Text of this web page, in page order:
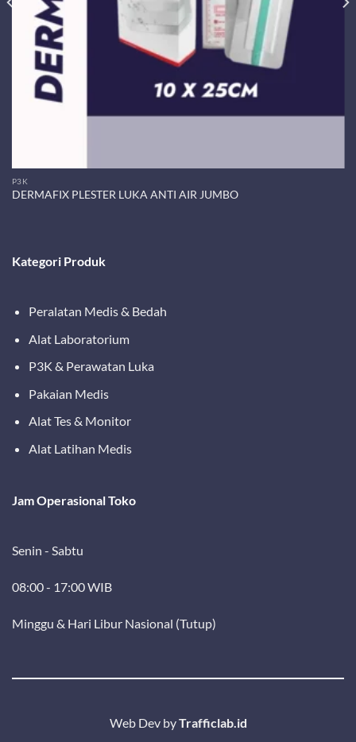
P3K
DERMAFIX PLESTER LUKA ANTI AIR JUMBO
Kategori Produk
Peralatan Medis & Bedah
Alat Laboratorium
P3K & Perawatan Luka
Pakaian Medis
Alat Tes & Monitor
Alat Latihan Medis
Jam Operasional Toko
Senin - Sabtu
08:00 - 17:00 WIB
Minggu & Hari Libur Nasional (Tutup)
Web Dev byTrafficlab.id